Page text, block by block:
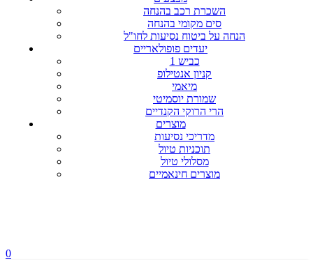
השכרת רכב בהנחה
סים מקומי בהנחה
הנחה על ביטוח נסיעות לחו"ל
יעדים פופולאריים
כביש 1
קניון אנטילופ
מיאמי
שמורת יוסמיטי
הרי הרוקי הקנדיים
מוצרים
מדריכי נסיעות
תוכניות טיול
מסלולי טיול
מוצרים חינאמיים
0